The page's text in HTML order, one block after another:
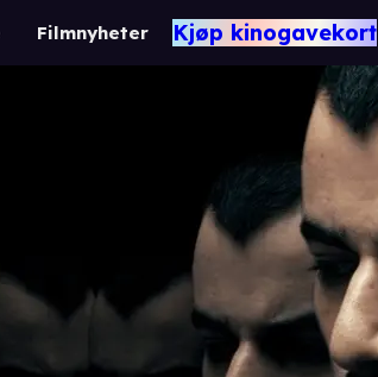
Filmnyheter Kjøp kinogavekort